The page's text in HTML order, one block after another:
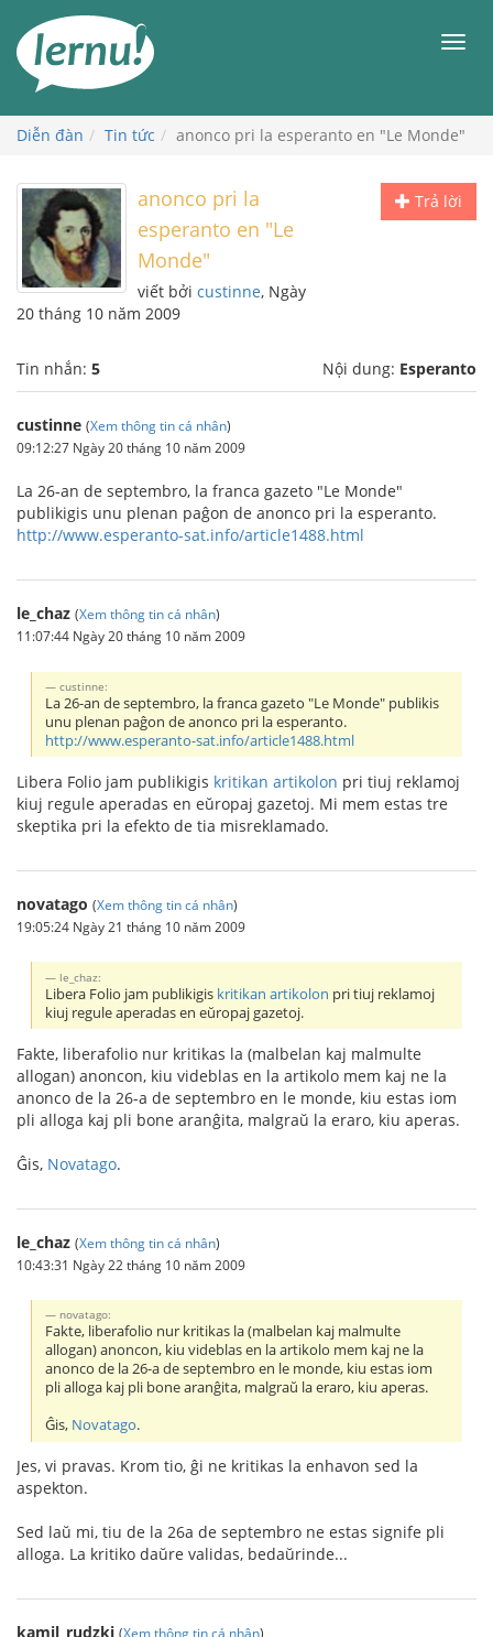
đến
phần
dung
Diễn đàn Tin tức anonco pri la esperanto en "Le Monde"
Trả lời
anonco pri la
esperanto en "Le
Monde"
viết bởi custinne, Ngày
20 tháng 10 năm 2009
Tin nhắn: 5 Nội dung: Esperanto
custinne (Xem thông tin cá nhân)
09:12:27 Ngày 20 tháng 10 năm 2009
La 26-an de septembro, la franca gazeto "Le Monde"
publikigis unu plenan paĝon de anonco pri la esperanto.
http://www.esperanto-sat.info/article1488.html
le_chaz (Xem thông tin cá nhân)
11:07:44 Ngày 20 tháng 10 năm 2009
custinne:
La 26-an de septembro, la franca gazeto "Le Monde" publikis
unu plenan paĝon de anonco pri la esperanto.
http://www.esperanto-sat.info/article1488.html
Libera Folio jam publikigis kritikan artikolon pri tiuj reklamoj
kiuj regule aperadas en eŭropaj gazetoj. Mi mem estas tre
skeptika pri la efekto de tia misreklamado.
novatago (Xem thông tin cá nhân)
19:05:24 Ngày 21 tháng 10 năm 2009
le_chaz:
Libera Folio jam publikigis kritikan artikolon pri tiuj reklamoj
kiuj regule aperadas en eŭropaj gazetoj.
Fakte, liberafolio nur kritikas la (malbelan kaj malmulte
allogan) anoncon, kiu videblas en la artikolo mem kaj ne la
anonco de la 26-a de septembro en le monde, kiu estas iom
pli alloga kaj pli bone aranĝita, malgraŭ la eraro, kiu aperas.
Ĝis, Novatago.
le_chaz (Xem thông tin cá nhân)
10:43:31 Ngày 22 tháng 10 năm 2009
novatago:
Fakte, liberafolio nur kritikas la (malbelan kaj malmulte
allogan) anoncon, kiu videblas en la artikolo mem kaj ne la
anonco de la 26-a de septembro en le monde, kiu estas iom
pli alloga kaj pli bone aranĝita, malgraŭ la eraro, kiu aperas.
Ĝis, Novatago.
Jes, vi pravas. Krom tio, ĝi ne kritikas la enhavon sed la
aspekton.
Sed laŭ mi, tiu de la 26a de septembro ne estas signife pli
alloga. La kritiko daŭre validas, bedaŭrinde...
kamil_rudzki (Xem thông tin cá nhân)